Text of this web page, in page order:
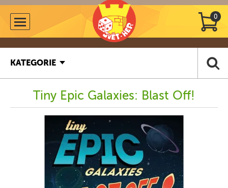
0
KATEGORIE
Tiny Epic Galaxies: Blast Off!